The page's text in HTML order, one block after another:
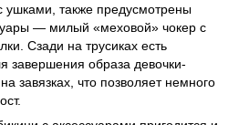
ушками, также предусмотрены
— милый «меховой» чокер с
Сзади на трусиках есть
завершения образа девочки-
завязках, что позволяет немного